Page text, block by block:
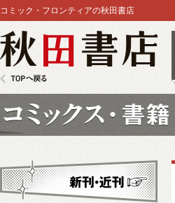
コミック・フロンティアの秋田書店